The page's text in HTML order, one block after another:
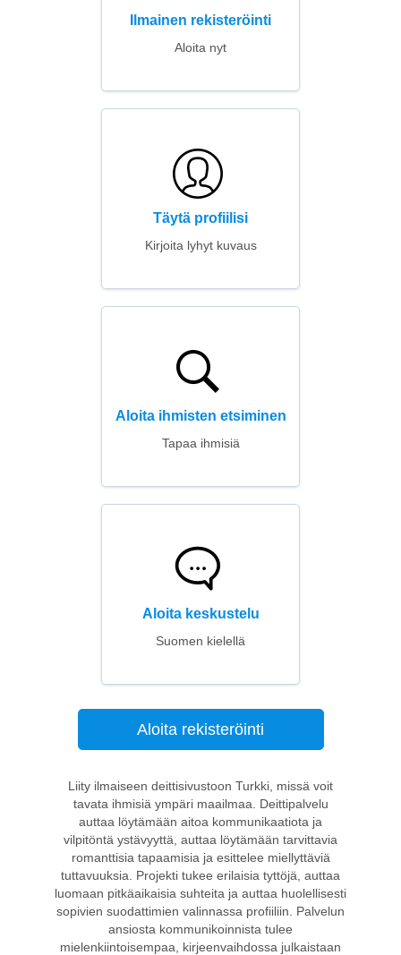
Ilmainen rekisteröinti
Aloita nyt
Täytä profiilisi
Kirjoita lyhyt kuvaus
Aloita ihmisten etsiminen
Tapaa ihmisiä
Aloita keskustelu
Suomen kielellä
Aloita rekisteröinti
Liity ilmaiseen deittisivustoon Turkki, missä voit
tavata ihmisiä ympäri maailmaa. Deittipalvelu
auttaa löytämään aitoa kommunikaatiota ja
vilpitöntä ystävyyttä, auttaa löytämään tarvittavia
romanttisia tapaamisia ja esittelee miellyttäviä
tuttavuuksia. Projekti tukee erilaisia tyttöjä, auttaa
luomaan pitkäaikaisia suhteita ja auttaa huolellisesti
sopivien suodattimien valinnassa profiiliin. Palvelun
ansiosta kommunikoinnista tulee
mielenkiintoisempaa, kirjeenvaihdossa julkaistaan